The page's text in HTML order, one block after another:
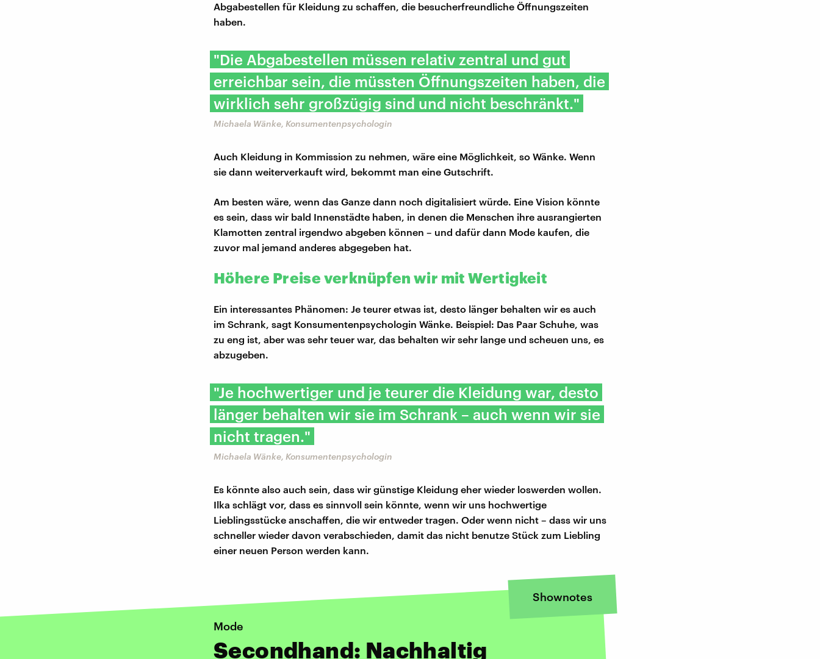
Abgabestellen für Kleidung zu schaffen, die besucherfreundliche Öffnungszeiten
haben.
"Die Abgabestellen müssen relativ zentral und gut
erreichbar sein, die müssten Öffnungszeiten haben, die
wirklich sehr großzügig sind und nicht beschränkt."
Michaela Wänke, Konsumentenpsychologin
Auch Kleidung in Kommission zu nehmen, wäre eine Möglichkeit, so Wänke. Wenn
sie dann weiterverkauft wird, bekommt man eine Gutschrift.
Am besten wäre, wenn das Ganze dann noch digitalisiert würde. Eine Vision könnte
es sein, dass wir bald Innenstädte haben, in denen die Menschen ihre ausrangierten
Klamotten zentral irgendwo abgeben können – und dafür dann Mode kaufen, die
zuvor mal jemand anderes abgegeben hat.
Höhere Preise verknüpfen wir mit Wertigkeit
Ein interessantes Phänomen: Je teurer etwas ist, desto länger behalten wir es auch
im Schrank, sagt Konsumentenpsychologin Wänke. Beispiel: Das Paar Schuhe, was
zu eng ist, aber was sehr teuer war, das behalten wir sehr lange und scheuen uns, es
abzugeben.
"Je hochwertiger und je teurer die Kleidung war, desto
länger behalten wir sie im Schrank – auch wenn wir sie
nicht tragen."
Michaela Wänke, Konsumentenpsychologin
Es könnte also auch sein, dass wir günstige Kleidung eher wieder loswerden wollen.
Ilka schlägt vor, dass es sinnvoll sein könnte, wenn wir uns hochwertige
Lieblingsstücke anschaffen, die wir entweder tragen. Oder wenn nicht – dass wir uns
schneller wieder davon verabschieden, damit das nicht benutze Stück zum Liebling
einer neuen Person werden kann.
Shownotes
Mode
Secondhand: Nachhaltig